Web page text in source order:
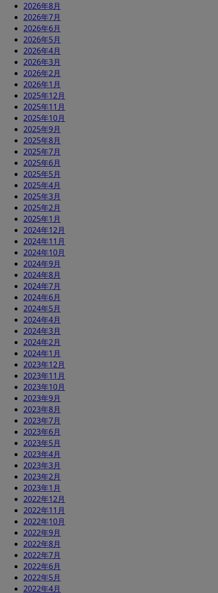
2026年8月
2026年7月
2026年6月
2026年5月
2026年4月
2026年3月
2026年2月
2026年1月
2025年12月
2025年11月
2025年10月
2025年9月
2025年8月
2025年7月
2025年6月
2025年5月
2025年4月
2025年3月
2025年2月
2025年1月
2024年12月
2024年11月
2024年10月
2024年9月
2024年8月
2024年7月
2024年6月
2024年5月
2024年4月
2024年3月
2024年2月
2024年1月
2023年12月
2023年11月
2023年10月
2023年9月
2023年8月
2023年7月
2023年6月
2023年5月
2023年4月
2023年3月
2023年2月
2023年1月
2022年12月
2022年11月
2022年10月
2022年9月
2022年8月
2022年7月
2022年6月
2022年5月
2022年4月